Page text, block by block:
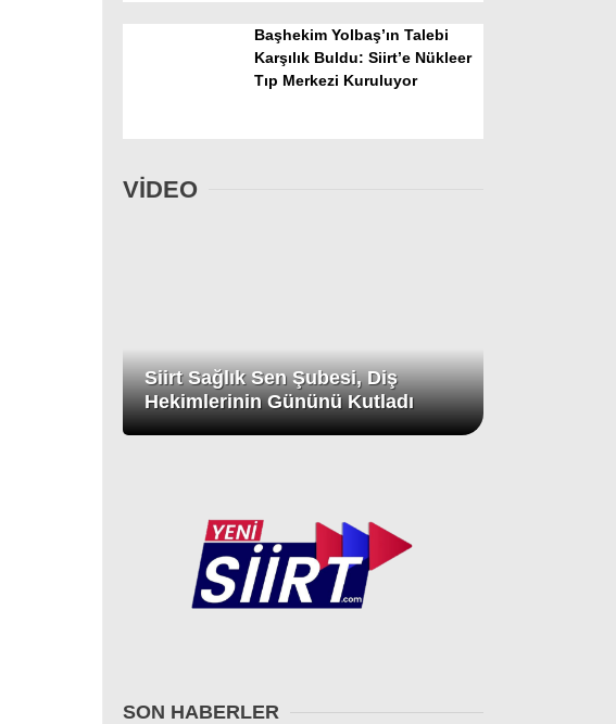
Başhekim Yolbaş’ın Talebi
Karşılık Buldu: Siirt’e Nükleer
Tıp Merkezi Kuruluyor
VİDEO
Siirt Sağlık Sen Şubesi, Diş
Hekimlerinin Gününü Kutladı
SON HABERLER